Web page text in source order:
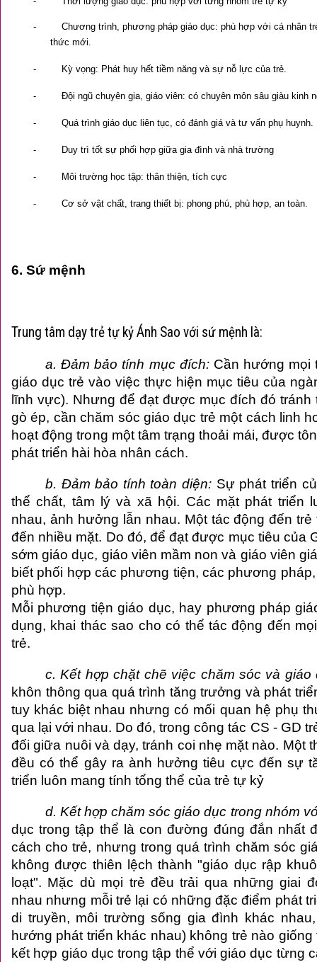
-
Chương trình, phương pháp giáo dục: phù hợp với cá nhân
thức mới.
- Kỳ vọng: Phát huy hết tiềm năng và sự nỗ lực của trẻ.
- Đội ngũ chuyên gia, giáo viên: có chuyên môn sâu giàu kinh
- Quá trình giáo dục liên tục, có đánh giá và tư vấn phụ huynh.
- Duy trì tốt sự phối hợp giữa gia đình và nhà trường
- Môi trường học tập: thân thiện, tích cực
- Cơ sở vật chất, trang thiết bị: phong phú, phù hợp, an toàn.
6. Sứ mệnh
Trung tâm dạy trẻ tự kỷÁnh Sao với sứ mệnh là:
a. Đảm bảo tính mục đích: Cần hướng mọi
giáo dục trẻ vào việc thực hiện mục tiêu của
lĩnh vực). Nhưng để đạt được mục đích đó tránh
gò ép, cần chăm sóc giáo dục trẻ một cách linh
hoạt động trong một tâm trạng thoải mái, được
phát triển hài hòa nhân cách.
b. Đảm bảo tính toàn diện: Sự phát triển
thể chất, tâm lý và xã hội. Các mặt phát triển
nhau, ảnh hưởng lẫn nhau. Một tác động đến
đến nhiều mặt. Do đó, để đạt được mục tiêu của
sớm giáo dục, giáo viên mầm non và giáo viên
biết phối hợp các phương tiện, các phương
phù hợp.
Mỗi phương tiện giáo dục, hay phương pháp
dụng, khai thác sao cho có thể tác động đến
trẻ.
c. Kết hợp chặt chẽ việc chăm sóc và
khôn thông qua quá trình tăng trưởng và phát
tuy khác biệt nhau nhưng có mối quan hệ phụ
qua lại với nhau. Do đó, trong công tác CS - GD
đối giữa nuôi và dạy, tránh coi nhẹ mặt nào. Một
đều có thể gây ra ành hưởng tiêu cực đến sự
triển luôn mang tính tổng thể của trẻ tự kỷ
d. Kết hợp chăm sóc giáo dục trong nhóm
dục trong tập thể là con đường đúng đắn nhất
cách cho trẻ, nhưng trong quá trình chăm sóc
không được thiên lệch thành "giáo dục rập
loạt". Mặc dù mọi trẻ đều trải qua những giai
nhau nhưng mỗi trẻ lại có những đặc điểm phát
di truyền, môi trường sống gia đình khác
hướng phát triển khác nhau) không trẻ nào
kết hợp giáo dục trong tập thể với giáo dục từng